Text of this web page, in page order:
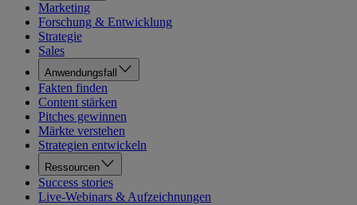
Marketing
Forschung & Entwicklung
Strategie
Sales
Anwendungsfall
Fakten finden
Content stärken
Pitches gewinnen
Märkte verstehen
Strategien entwickeln
Ressourcen
Success stories
Live-Webinars & Aufzeichnungen